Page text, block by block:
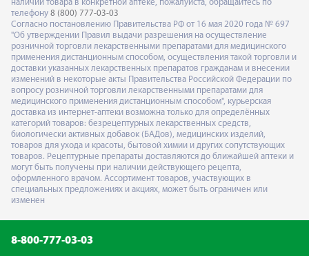
наличии товара в конкретной аптеке, пожалуйста, обращайтесь по
телефону 8 (800) 777-03-03
Согласно постановлению Правительства РФ от 16 мая 2020 года № 697
"Об утверждении Правил выдачи разрешения на осуществление
розничной торговли лекарственными препаратами для медицинского
применения дистанционным способом, осуществления такой торговли и
доставки указанных лекарственных препаратов гражданам и внесении
изменений в некоторые акты Правительства Российской Федерации по
вопросу розничной торговли лекарственными препаратами для
медицинского применения дистанционным способом", курьерская
доставка из интернет-аптеки возможна только для определённых
категорий товаров: безрецептурных лекарственных средств,
биологически активных добавок (БАДов), медицинских изделий,
товаров для ухода и красоты, бытовой химии и других сопутствующих
товаров. Рецептурные препараты доставляются до ближайшей аптеки и
могут быть получены при наличии действующего рецепта,
оформленного врачом. Ассортимент товаров, участвующих в
специальных предложениях и акциях, может быть ограничен или
изменен
8-800-777-03-03